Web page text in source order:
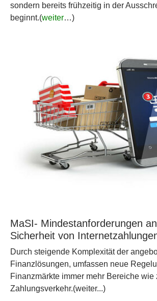
sondern bereits frühzeitig in der
beginnt.(weiter…)
MaSI- Mindestanforderungen
Sicherheit von
Durch steigende Komplexität der
Finanzlösungen, umfassen neue
Finanzmärkte immer mehr Bereiche wie
Zahlungsverkehr.(weiter...)